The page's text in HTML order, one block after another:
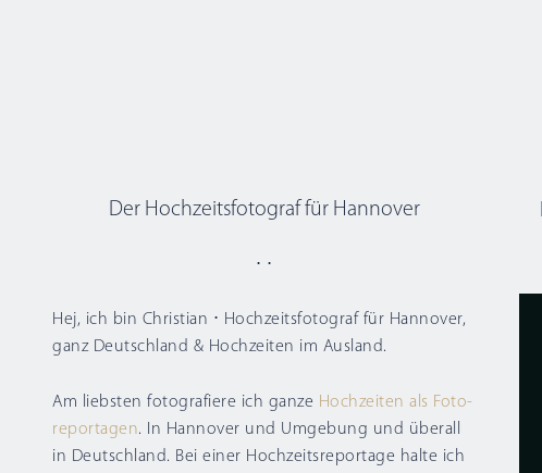
Der Hochzeitsfotograf für Hannover
⋅ ⋅
Hej, ich bin Christian ⋅ Hochzeitsfotograf für Hannover,
ganz Deutschland & Hochzeiten im Ausland.
Am liebsten fotografiere ich ganze Hoch­zeiten als Foto­
repor­tagen. In Hannover und Umgebung und überall
in Deutschland. Bei einer Hochzeitsreportage halte ich